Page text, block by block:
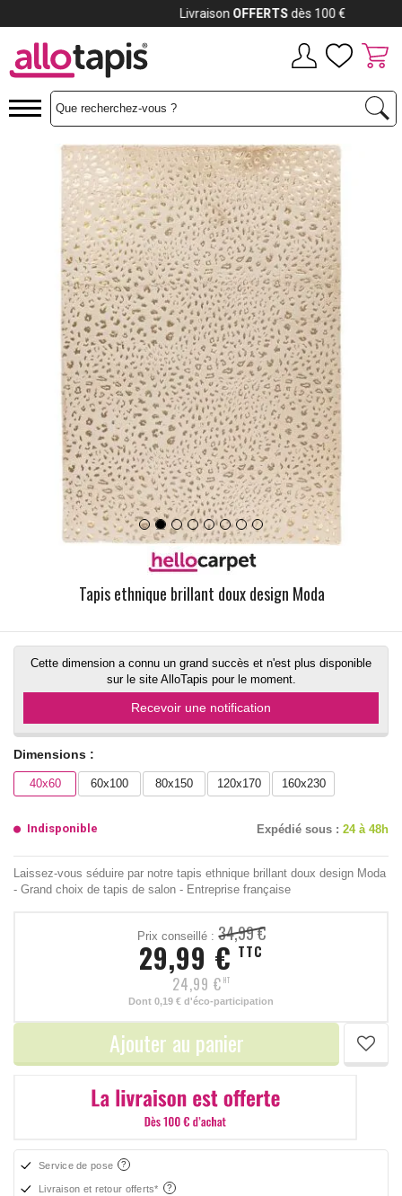
Tapis ethnique brillant doux design Moda
Cette dimension a connu un grand succès et n'est plus disponible
sur le site AlloTapis pour le moment.
Recevoir une notification
Dimensions :
40x60 60x100 80x150 120x170 160x230
Indisponible Expédié sous : 24 à 48h
Laissez-vous séduire par notre tapis ethnique brillant doux design Moda
- Grand choix de tapis de salon - Entreprise française
Prix conseillé : 34,99 €
29,99 € TTC
24,99 € HT
Dont 0,19 € d'éco-participation
Ajouter au panier
Service de pose
Livraison et retour offerts*
Payez jusqu'à 12x